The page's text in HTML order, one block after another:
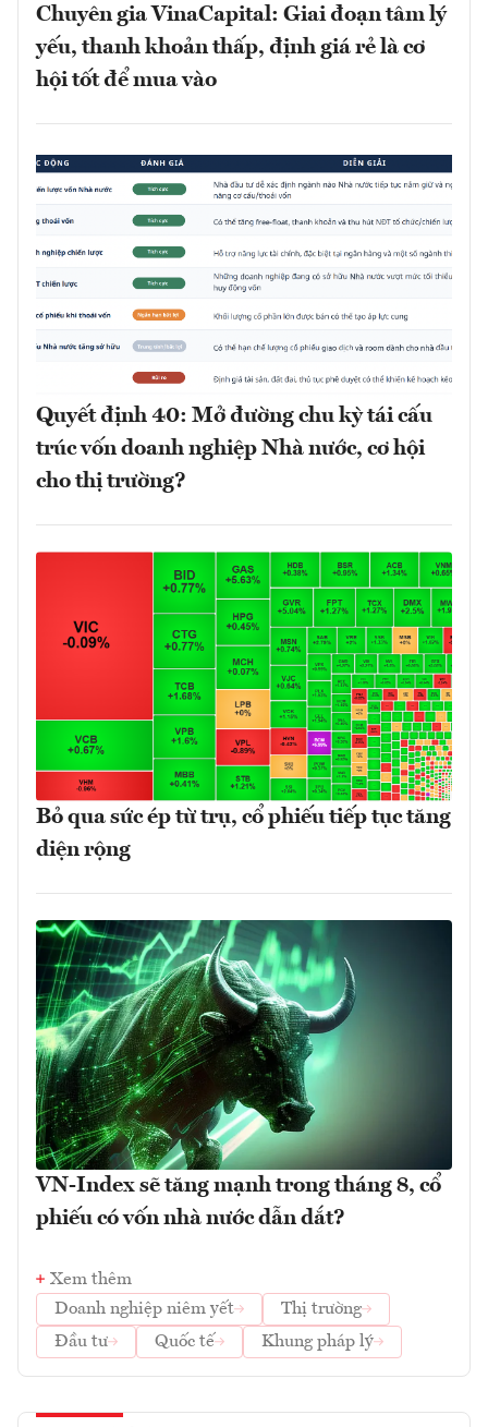
Chuyên gia VinaCapital: Giai đoạn tâm lý
yếu, thanh khoản thấp, định giá rẻ là cơ
hội tốt để mua vào
Quyết định 40: Mở đường chu kỳ tái cấu
trúc vốn doanh nghiệp Nhà nước, cơ hội
cho thị trường?
Bỏ qua sức ép từ trụ, cổ phiếu tiếp tục tăng
diện rộng
VN-Index sẽ tăng mạnh trong tháng 8, cổ
phiếu có vốn nhà nước dẫn dắt?
Xem thêm
Doanh nghiệp niêm yết
Thị trường
Đầu tư
Quốc tế Khung pháp lý